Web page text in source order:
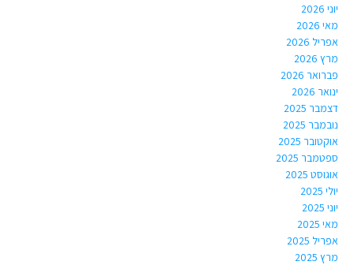
יוני 2026
מאי 2026
אפריל 2026
מרץ 2026
פברואר 2026
ינואר 2026
דצמבר 2025
נובמבר 2025
אוקטובר 2025
ספטמבר 2025
אוגוסט 2025
יולי 2025
יוני 2025
מאי 2025
אפריל 2025
מרץ 2025